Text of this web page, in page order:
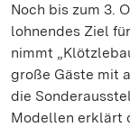
Noch bis zum 3.
lohnendes Ziel
nimmt
große Gäste mit
die
Modellen erklärt